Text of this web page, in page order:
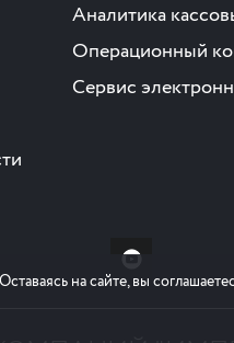
Аналитика
Операционный
Сервис
на сайте, вы